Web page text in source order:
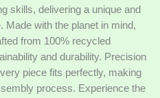
skills, delivering a unique and
Made with the planet in mind,
from 100% recycled
and durability. Precision
piece fits perfectly, making
process. Experience the